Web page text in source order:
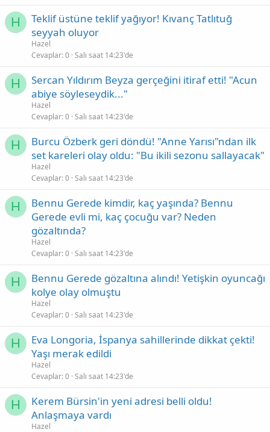
H
Teklif üstüne teklif yağıyor! Kıvanç Tatlıtuğ
seyyah oluyor
Hazel
Cevaplar 0 Salı saat 14:23'de
H
Sercan Yıldırım Beyza gerçeğini itiraf etti! "Acun
abiye söyleseydik..."
Hazel
Cevaplar 0 Salı saat 14:23'de
H
Burcu Özberk geri döndü! "Anne Yarısı"ndan ilk
set kareleri olay oldu: "Bu ikili sezonu sallayacak"
Hazel
Cevaplar 0 Salı saat 14:23'de
H
Bennu Gerede kimdir, kaç yaşında? Bennu
Gerede evli mi, kaç çocuğu var? Neden
gözaltında?
Hazel
Cevaplar 0 Salı saat 14:23'de
H
Bennu Gerede gözaltına alındı! Yetişkin oyuncağı
kolye olay olmuştu
Hazel
Cevaplar 0 Salı saat 14:23'de
H
Eva Longoria, İspanya sahillerinde dikkat çekti!
Yaşı merak edildi
Hazel
Cevaplar 0 Salı saat 14:23'de
H
Kerem Bürsin'in yeni adresi belli oldu!
Anlaşmaya vardı
Hazel